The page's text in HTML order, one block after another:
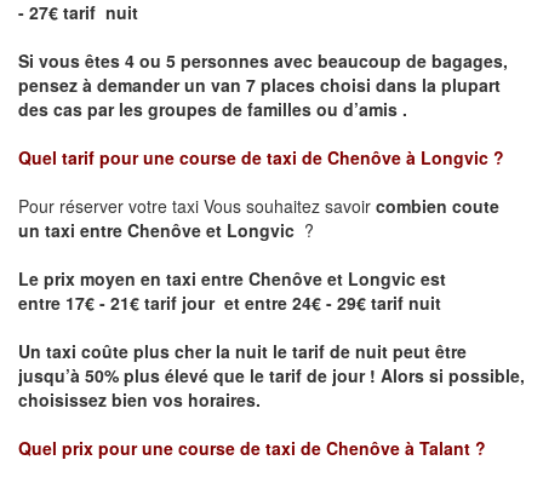
- 27€ tarif nuit
Si vous êtes 4 ou 5 personnes avec beaucoup de bagages,
pensez à demander un van 7 places choisi dans la plupart
des cas par les groupes de familles ou d’amis .
Quel tarif pour une course de taxi de Chenôve à Longvic ?
Pour réserver votre taxi Vous souhaitez savoir combien coute
un taxi entre Chenôve et Longvic ?
Le prix moyen en taxi entre Chenôve et Longvic est
entre 17€ - 21€ tarif jour et entre 24€ - 29€ tarif nuit
Un taxi coûte plus cher la nuit le tarif de nuit peut être
jusqu’à 50% plus élevé que le tarif de jour ! Alors si possible,
choisissez bien vos horaires.
Quel prix pour une course de taxi de Chenôve à Talant ?